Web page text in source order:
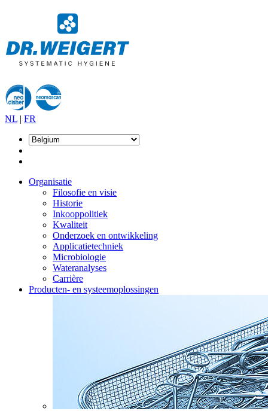
NL | FR
Organisatie
Filosofie en visie
Historie
Inkooppolitiek
Kwaliteit
Onderzoek en ontwikkeling
Applicatietechniek
Microbiologie
Wateranalyses
Carrière
Producten- en systeemoplossingen